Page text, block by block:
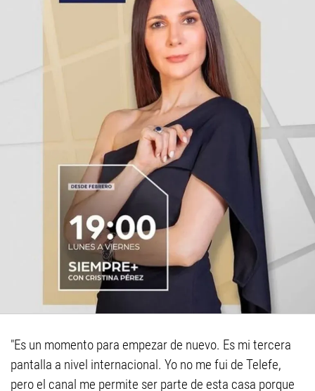
"Es un momento para empezar de nuevo. Es mi tercera
pantalla a nivel internacional. Yo no me fui de Telefe,
pero el canal me permite ser parte de esta casa porque